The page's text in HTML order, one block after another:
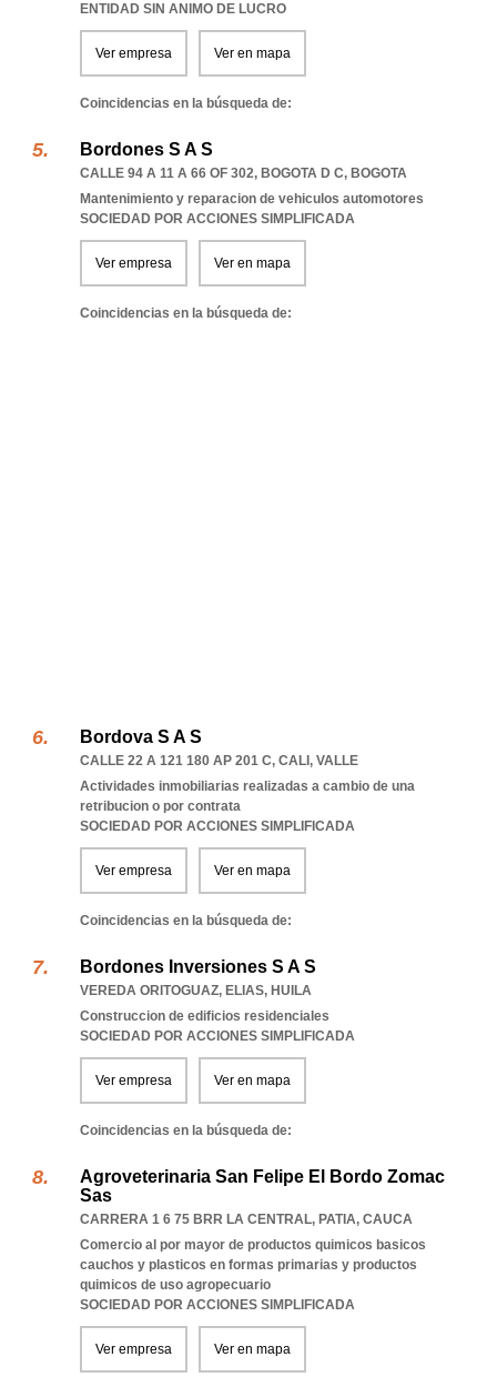
ENTIDAD SIN ANIMO DE LUCRO
Ver empresa Ver en mapa
Coincidencias en la búsqueda de:
Bordones S A S
CALLE 94 A 11 A 66 OF 302, BOGOTA D C, BOGOTA
Mantenimiento y reparacion de vehiculos automotores
SOCIEDAD POR ACCIONES SIMPLIFICADA
Ver empresa Ver en mapa
Coincidencias en la búsqueda de:
Bordova S A S
CALLE 22 A 121 180 AP 201 C, CALI , VALLE
Actividades inmobiliarias realizadas a cambio de una
retribucion o por contrata
SOCIEDAD POR ACCIONES SIMPLIFICADA
Ver empresa Ver en mapa
Coincidencias en la búsqueda de:
Bordones Inversiones S A S
VEREDA ORITOGUAZ, ELIAS, HUILA
Construccion de edificios residenciales
SOCIEDAD POR ACCIONES SIMPLIFICADA
Ver empresa Ver en mapa
Coincidencias en la búsqueda de:
Agroveterinaria San Felipe El Bordo Zomac
Sas
CARRERA 1 6 75 BRR LA CENTRAL, PATIA, CAUCA
Comercio al por mayor de productos quimicos basicos
cauchos y plasticos en formas primarias y productos
quimicos de uso agropecuario
SOCIEDAD POR ACCIONES SIMPLIFICADA
Ver empresa Ver en mapa